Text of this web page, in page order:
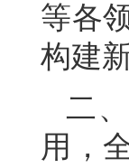
等各
构建
二
用，